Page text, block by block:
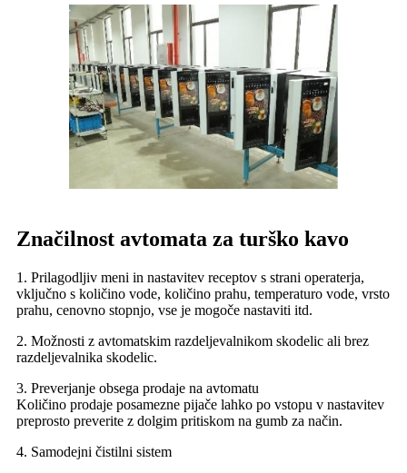
Značilnost avtomata za turško kavo
1. Prilagodljiv meni in nastavitev receptov s strani operaterja,
vključno s količino vode, količino prahu, temperaturo vode, vrsto
prahu, cenovno stopnjo, vse je mogoče nastaviti itd.
2. Možnosti z avtomatskim razdeljevalnikom skodelic ali brez
razdeljevalnika skodelic.
3. Preverjanje obsega prodaje na avtomatu
Količino prodaje posamezne pijače lahko po vstopu v nastavitev
preprosto preverite z dolgim ​​pritiskom na gumb za način.
4. Samodejni čistilni sistem